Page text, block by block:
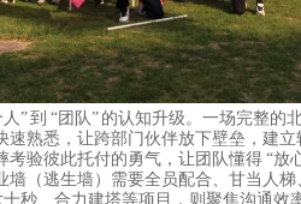
人” 到 “团队” 的认知升级。一场完整的
速熟悉，让跨部门伙伴放下壁垒，建
验彼此托付的勇气，让团队懂得 “放
墙（逃生墙）需要全员配合、甘当人
秒、合力建塔等项目，则聚焦沟通